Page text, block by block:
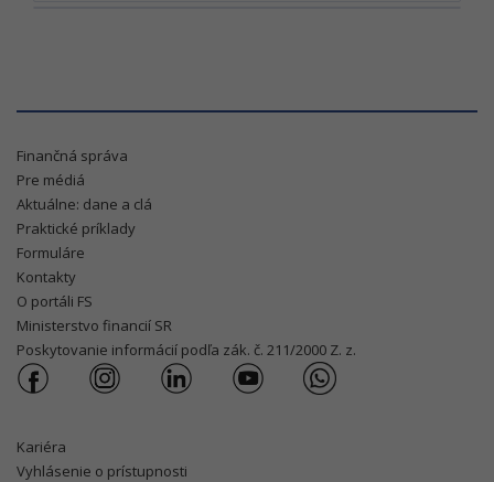
Finančná správa
Pre médiá
Aktuálne: dane a clá
Praktické príklady
Formuláre
Kontakty
O portáli FS
Ministerstvo financií SR
Poskytovanie informácií podľa zák. č. 211/2000 Z. z.
Kariéra
Vyhlásenie o prístupnosti